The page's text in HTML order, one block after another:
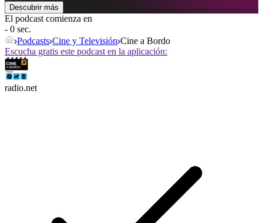
Descubrir más
El podcast comienza en
- 0 sec.
Podcasts Cine y Televisión Cine a Bordo
Escucha gratis este podcast en la aplicación:
radio.net